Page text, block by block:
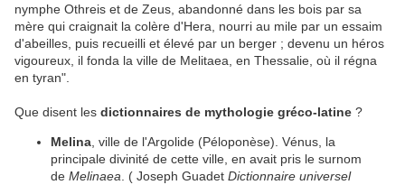
nymphe Othreis et de Zeus, abandonné dans les bois par sa
mère qui craignait la colère d'Hera, nourri au mile par un essaim
d'abeilles, puis recueilli et élevé par un berger ; devenu un héros
vigoureux, il fonda la ville de Melitaea, en Thessalie, où il régna
en tyran".
Que disent les dictionnaires de mythologie gréco-latine ?
Melina , ville de l'Argolide (Péloponèse). Vénus, la
principale divinité de cette ville, en avait pris le surnom
de Melinaea . ( Joseph Guadet Dictionnaire universel